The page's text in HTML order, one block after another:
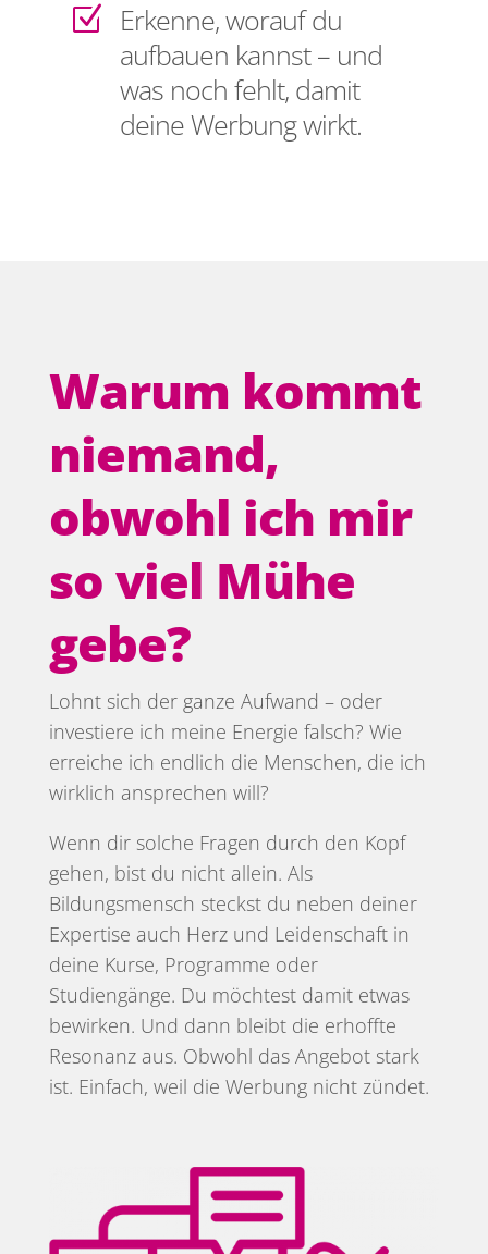
Z Erkenne, worauf du
aufbauen kannst – und
was noch fehlt, damit
deine Werbung wirkt.
Warum kommt
niemand,
obwohl ich mir
so viel Mühe
gebe?
Lohnt sich der ganze Aufwand – oder
investiere ich meine Energie falsch? Wie
erreiche ich endlich die Menschen, die ich
wirklich ansprechen will?
Wenn dir solche Fragen durch den Kopf
gehen, bist du nicht allein. Als
Bildungsmensch steckst du neben deiner
Expertise auch Herz und Leidenschaft in
deine Kurse, Programme oder
Studiengänge. Du möchtest damit etwas
bewirken. Und dann bleibt die erhoffte
Resonanz aus. Obwohl das Angebot stark
ist. Einfach, weil die Werbung nicht zündet.